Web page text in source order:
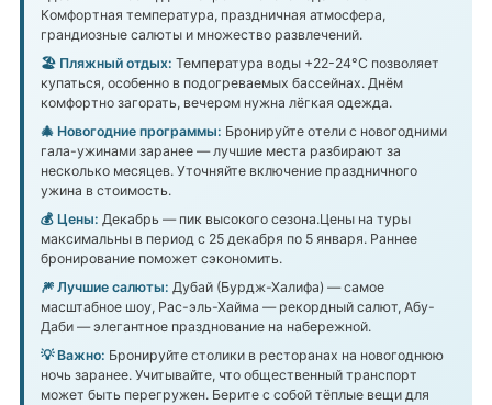
Комфортная температура, праздничная атмосфера,
грандиозные салюты и множество развлечений.
🏖️ Пляжный отдых: Температура воды +22-24°C позволяет
купаться, особенно в подогреваемых бассейнах. Днём
комфортно загорать, вечером нужна лёгкая одежда.
🎄 Новогодние программы: Бронируйте отели с новогодними
гала-ужинами заранее — лучшие места разбирают за
несколько месяцев. Уточняйте включение праздничного
ужина в стоимость.
💰 Цены: Декабрь — пик высокого сезона.Цены на туры
максимальны в период с 25 декабря по 5 января. Раннее
бронирование поможет сэкономить.
🎆 Лучшие салюты: Дубай (Бурдж-Халифа) — самое
масштабное шоу, Рас-эль-Хайма — рекордный салют, Абу-
Даби — элегантное празднование на набережной.
💡 Важно: Бронируйте столики в ресторанах на новогоднюю
ночь заранее. Учитывайте, что общественный транспорт
может быть перегружен. Берите с собой тёплые вещи для